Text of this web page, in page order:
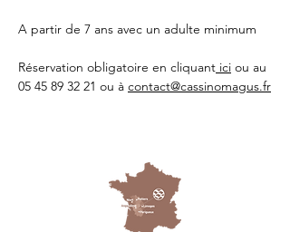
A partir de 7 ans avec un adulte minimum
Réservation obligatoire en cliquant ici ou au
05 45 89 32 21 ou à contact@cassinomagus.fr